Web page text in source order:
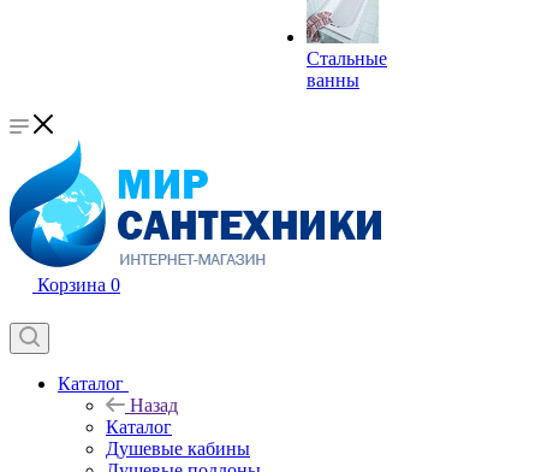
Стальные
ванны
Корзина 0
Каталог
Назад
Каталог
Душевые кабины